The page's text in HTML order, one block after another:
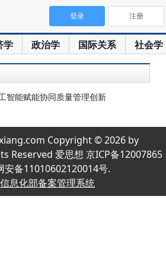
学 政治学 国际关系 社会学
登录 注册
智能赋能协同质量管理创新
Copyright © 2026 by
Reserved 爱思想 京ICP备12007865
安备11010602120014号.
息化部备案管理系统